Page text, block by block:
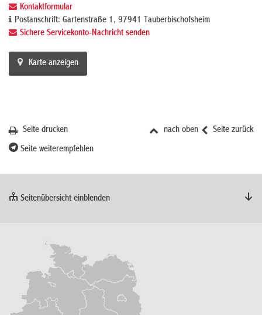
Kontaktformular
Postanschrift: Gartenstraße 1, 97941 Tauberbischofsheim
Sichere Servicekonto-Nachricht senden
Karte anzeigen
Seite zurück
nach oben
Seite drucken
Seite weiterempfehlen
Seitenübersicht einblenden